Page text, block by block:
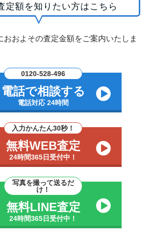
定額を知りたい方はこちら
おおよその査定金額をご案内いたしま
0120-528-496
電話で相談する
電話対応 24時間
入力かんたん30秒！
無料WEB査定
24時間365日受付中！
写真を撮って送るだ
け！
無料LINE査定
24時間365日受付中！